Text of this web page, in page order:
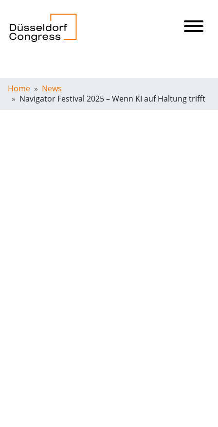
Home
News
Navigator Festival 2025 – Wenn KI auf Haltung trifft